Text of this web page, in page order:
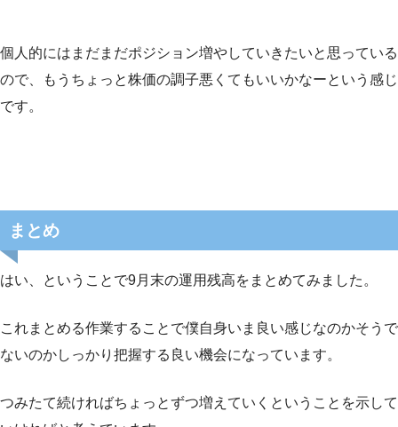
個人的にはまだまだポジション増やしていきたいと思っている
ので、もうちょっと株価の調子悪くてもいいかなーという感じ
です。
まとめ
はい、ということで9月末の運用残高をまとめてみました。
これまとめる作業することで僕自身いま良い感じなのかそうで
ないのかしっかり把握する良い機会になっています。
つみたて続ければちょっとずつ増えていくということを示して